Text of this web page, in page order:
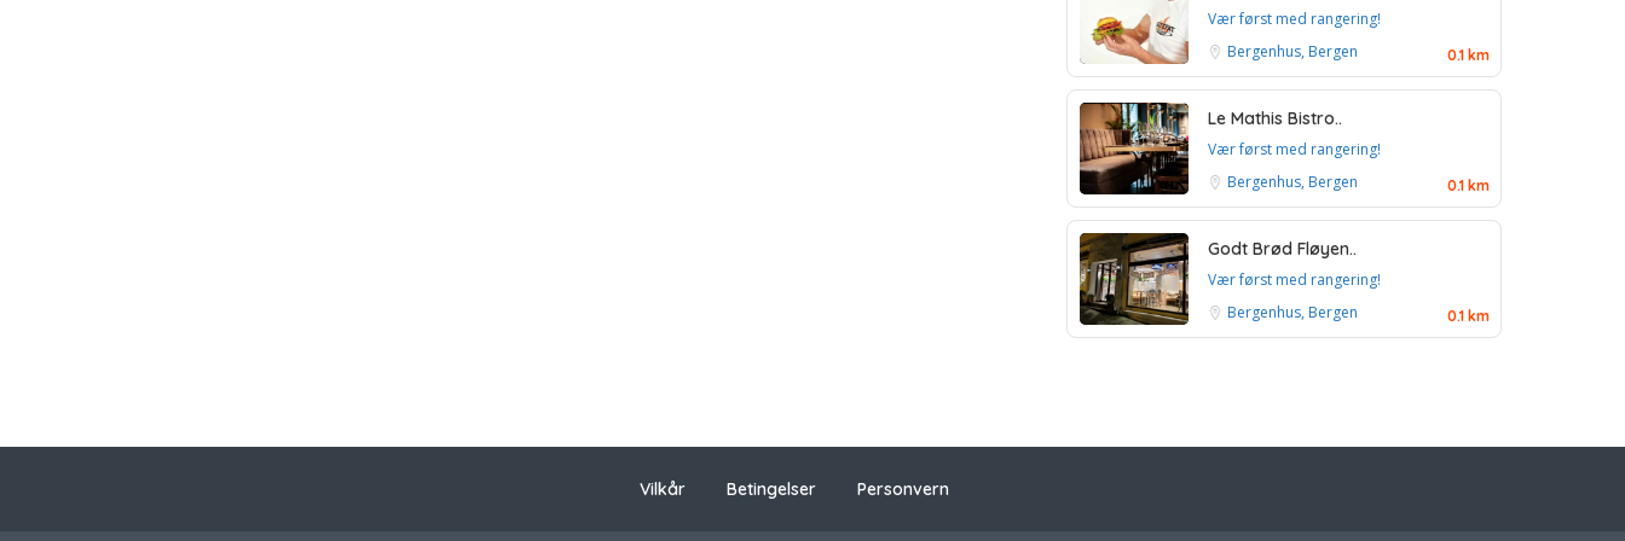
Vær først med rangering!
Bergenhus, Bergen
0.1 km
Le Mathis Bistro..
Vær først med rangering!
Bergenhus, Bergen
0.1 km
Godt Brød Fløyen..
Vær først med rangering!
Bergenhus, Bergen
0.1 km
Vilkår Betingelser Personvern